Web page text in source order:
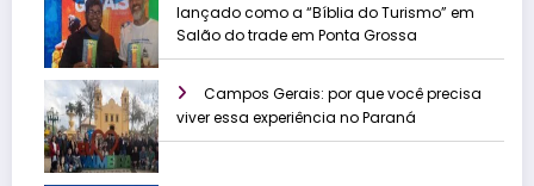
lançado como a “Bíblia do Turismo” em
Salão do trade em Ponta Grossa
Campos Gerais: por que você precisa
viver essa experiência no Paraná